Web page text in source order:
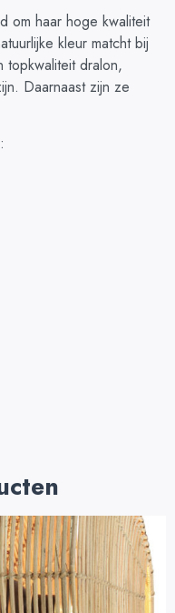
om haar hoge kwaliteit
kleur matcht bij
topkwaliteit dralon,
Daarnaast zijn ze